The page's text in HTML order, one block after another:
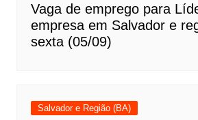
Vaga de emprego para
empresa em Salvador e
sexta (05/09)
Salvador e Região (BA)